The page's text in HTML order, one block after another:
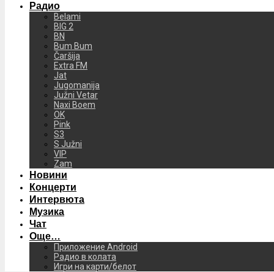
Радио
Belami
BIG 2
BN
Bum Bum
Čaršija
Extra FM
Jat
Jugomanija
Južni Vetar
Naxi Boem
OK
Pink
S3
S Južni
VIP
Zam
Новини
Концерти
Интервюта
Музика
Чат
Още…
Приложение Android
Радио в колата
Игри на карти/белот